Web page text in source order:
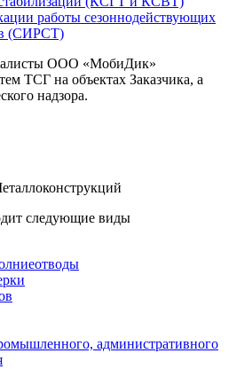
работы сезоннодействующих
(СИРСТ)
ООО «МобиДик»
ТСГ на объектах Заказчика, а
надзора.
следующие виды
административного